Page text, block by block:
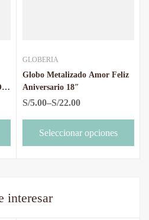
GLOBERIA
Globo Metalizado Amor Feliz
Aniversario 18″
S/5.00–S/22.00
Seleccionar opciones
interesar